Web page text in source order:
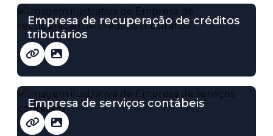
Empresa de recuperação de créditos
tributários
Empresa de serviços contábeis